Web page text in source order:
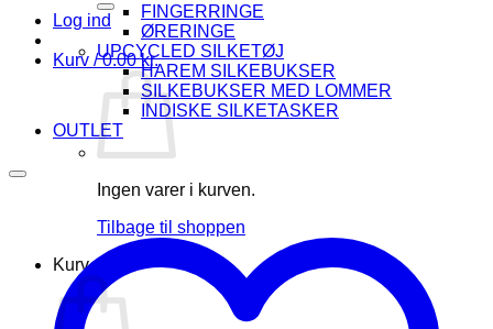
Log ind
Kurv /0.00kr.
Ingen varer i kurven.
Tilbage til shoppen
Kurv
FINGERRINGE
ØRERINGE
UPCYCLED SILKETØJ
HAREM SILKEBUKSER
SILKEBUKSER MED LOMMER
INDISKE SILKETASKER
OUTLET